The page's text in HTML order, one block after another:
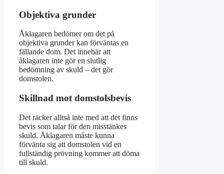
Objektiva grunder
Åklagaren bedömer om det på
objektiva grunder kan förväntas en
fällande dom. Det innebär att
åklagaren inte gör en slutlig
bedömning av skuld – det gör
domstolen.
Skillnad mot domstolsbevis
Det räcker alltså inte med att det finns
bevis som talar för den misstänkes
skuld. Åklagaren måste kunna
förvänta sig att domstolen vid en
fullständig prövning kommer att döma
till skuld.